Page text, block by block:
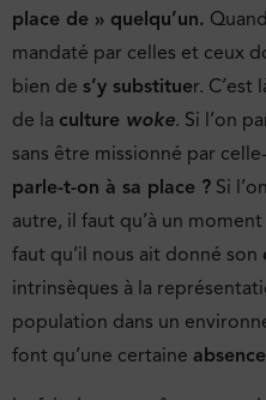
place de » quelqu’un.
mandaté par celles et ceux
bien de s’y substituer. C’est
de la culture woke. Si l’on
sans être missionné par
parle-t-on à sa place ? Si
autre, il faut qu’à un
faut qu’il nous ait donné son
intrinsèques à la
population dans un
font qu’une certaine